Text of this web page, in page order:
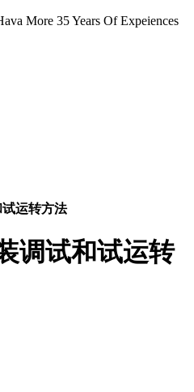
More 35 Years Of Expeiences
运转方法
调试和试运转